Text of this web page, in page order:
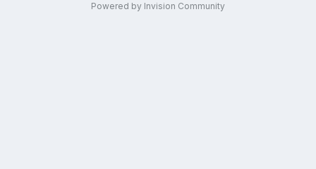
Powered by Invision Community